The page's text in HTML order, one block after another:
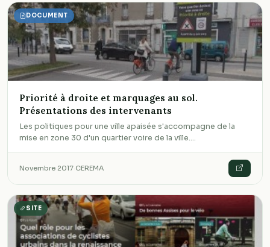
DOCUMENT
Priorité à droite et marquages au sol.
Présentations des intervenants
Les politiques pour une ville apaisée s'accompagne de la
mise en zone 30 d'un quartier voire de la ville.…
Novembre 2017·CEREMA
SITE